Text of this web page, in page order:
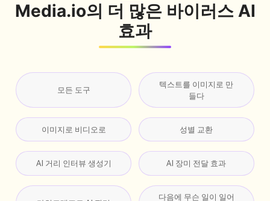
Media.io의 더 많은 바이러스 AI
효과
모든 도구
텍스트를 이미지로 만
들다
이미지로 비디오로 성별 교환
AI 거리 인터뷰 생성기 AI 장미 전달 효과
다음에 무슨 일이 일어